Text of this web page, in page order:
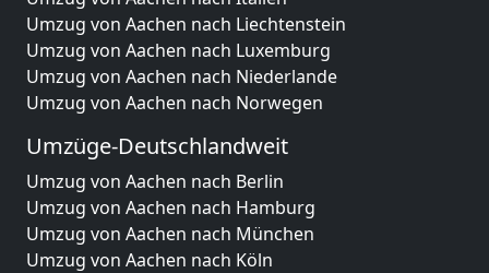
Umzug von Aachen nach Liechtenstein
Umzug von Aachen nach Luxemburg
Umzug von Aachen nach Niederlande
Umzug von Aachen nach Norwegen
Umzüge-Deutschlandweit
Umzug von Aachen nach Berlin
Umzug von Aachen nach Hamburg
Umzug von Aachen nach München
Umzug von Aachen nach Köln